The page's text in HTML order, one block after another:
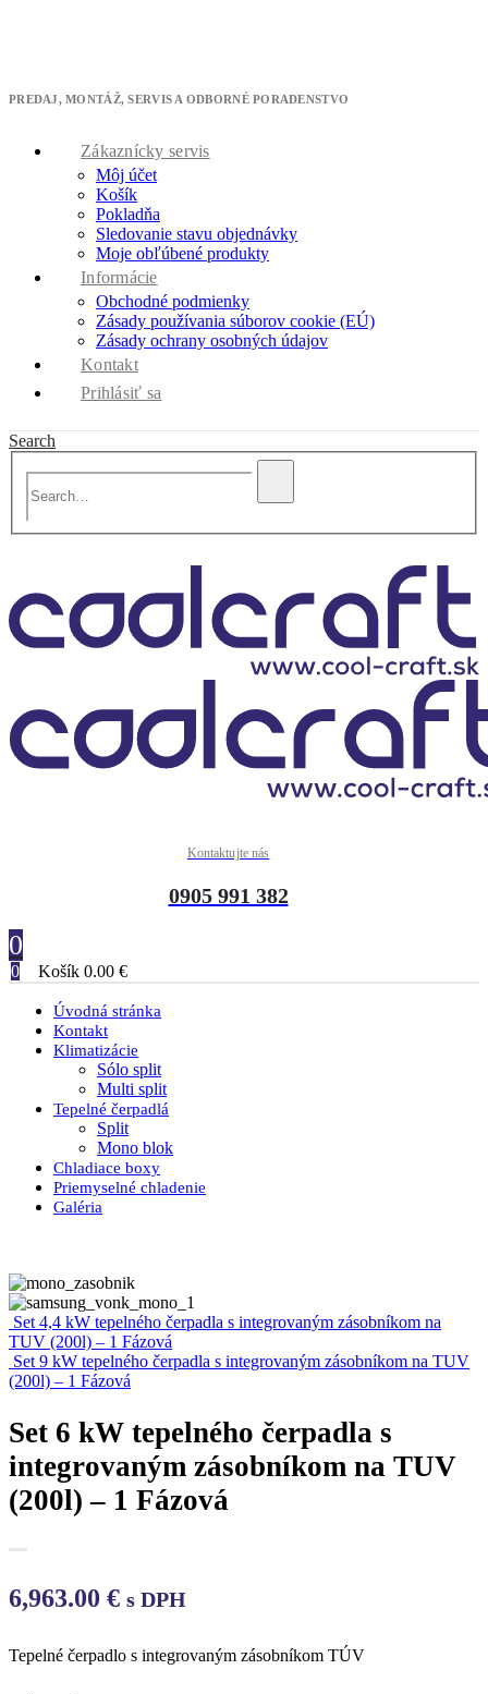
PREDAJ, MONTÁŽ, SERVIS A ODBORNÉ PORADENSTVO
Zákaznícky servis
Môj účet
Košík
Pokladňa
Sledovanie stavu objednávky
Moje obľúbené produkty
Informácie
Obchodné podmienky
Zásady používania súborov cookie (EÚ)
Zásady ochrany osobných údajov
Kontakt
Prihlásiť sa
Search
Kontaktujte nás
0905 991 382
0
0 Košík 0.00 €
Úvodná stránka
Kontakt
Klimatizácie
Sólo split
Multi split
Tepelné čerpadlá
Split
Mono blok
Chladiace boxy
Priemyselné chladenie
Galéria
Set 4,4 kW tepelného čerpadla s integrovaným zásobníkom na
TUV (200l) – 1 Fázová
Set 9 kW tepelného čerpadla s integrovaným zásobníkom na TUV
(200l) – 1 Fázová
Set 6 kW tepelného čerpadla s
integrovaným zásobníkom na TUV
(200l) – 1 Fázová
6,963.00 € s DPH
Tepelné čerpadlo s integrovaným zásobníkom TÚV